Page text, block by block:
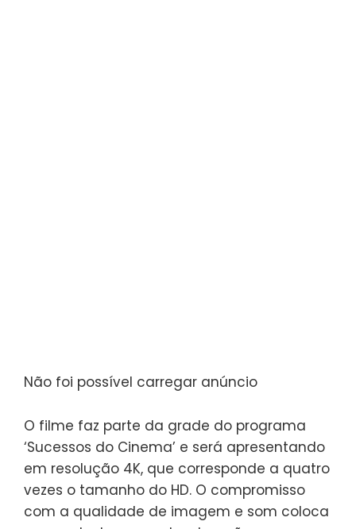
Não foi possível carregar anúncio
O filme faz parte da grade do programa
‘Sucessos do Cinema’ e será apresentando
em resolução 4K, que corresponde a quatro
vezes o tamanho do HD. O compromisso
com a qualidade de imagem e som coloca